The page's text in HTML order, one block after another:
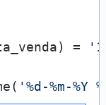
) =
'%d-%m-%Y